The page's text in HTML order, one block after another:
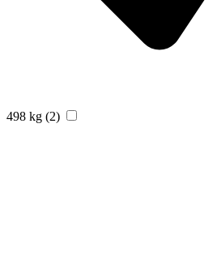
498 kg (2)